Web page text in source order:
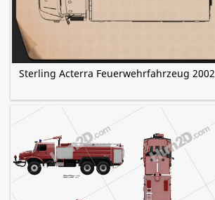
Sterling Acterra Feuerwehrfahrzeug 2002